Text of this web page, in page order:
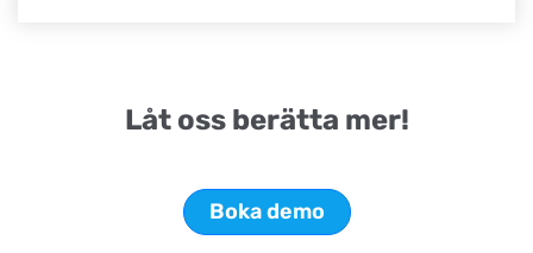
Låt oss berätta mer!
Boka demo